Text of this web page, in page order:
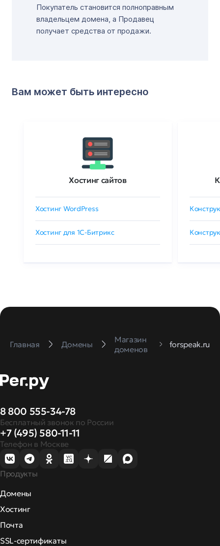
Покупатель становится полноправным
владельцем домена, а Продавец
получает средства от продажи.
Вам может быть интересно
Хостинг сайтов
Хостинг WordPress
Хостинг для 1C-Битрикс
Главная Домены
Магазин
доменов
forspeak.ru
8 800 555-34-78
Бесплатный звонок по России
+7 (495) 580-11-11
Телефон в Москве
Продукты
Домены
Хостинг
Почта
SSL-сертификаты